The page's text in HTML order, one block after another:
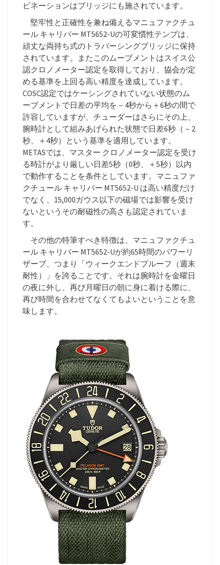
ビネーションはブリッジにも施されています。
堅牢性と正確性を兼ね備えるマニュファクチュ
ール キャリバー MT5652-Uの可変慣性テンプは、
頑丈な両持ち式のトラバーシングブリッジに保持
されています。またこのムーブメントはスイス公
認クロノメーター認定を取得しており、協会が定
める基準を上回る高い精度を達成しています。
COSC認定ではケーシングされていない状態のム
ーブメントで日差の平均を－4秒から＋6秒の間で
許容していますが、チューダーはさらにその上、
腕時計として組みあげられた状態で日差6秒（－2
秒、＋4秒）という基準を適用しています。
METASでは、マスター クロノメーター認定を受け
る時計がより厳しい日差5秒（0秒、＋5秒）以内
で動作することを条件としています。マニュファ
クチュール キャリバー MT5652-U は高い精度だけ
でなく、15,000ガウス以下の磁場では影響を受け
ないというその耐磁性の高さも認定されていま
す。
その他の特筆すべき特徴は、マニュファクチュ
ール キャリバー MT5652-Uが約65時間のパワーリ
ザーブ、つまり「ウィークエンドプルーフ（週末
耐性）」を誇ることです。それは腕時計を金曜日
の夜に外し、再び月曜日の朝に身に着ける際に、
再び時間を合わせてなくてもよいということを意
味します。